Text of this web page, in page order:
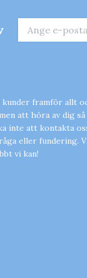
framför allt
att höra av dig så
inte att kontakta
eller fundering.
vi kan!